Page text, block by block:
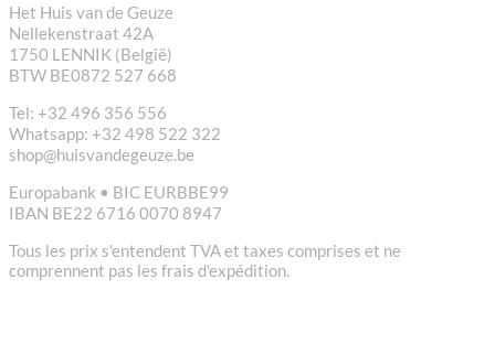
Het Huis van de Geuze
Nellekenstraat 42A
1750 LENNIK (België)
BTW BE0872 527 668
Tel: +32 496 356 556
Whatsapp: +32 498 522 322
shop@huisvandegeuze.be
Europabank • BIC EURBBE99
IBAN BE22 6716 0070 8947
Tous les prix s'entendent TVA et taxes comprises et ne
comprennent pas les frais d'expédition.